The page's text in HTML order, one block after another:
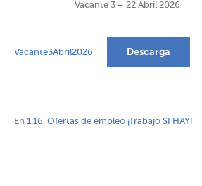
Vacante 3 – 22 Abril 2026
Vacante3Abril2026 Descarga
En 1.16. Ofertas de empleo ¡Trabajo SI HAY!